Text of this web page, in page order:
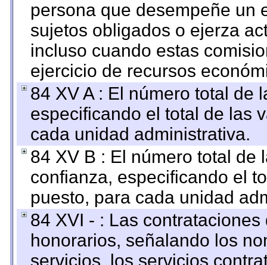
persona que desempeñe un
sujetos obligados o ejerza
incluso cuando estas
ejercicio de recursos
84 XV A : El número total de
especificando el total de las
cada unidad administrativa.
84 XV B : El número total de
confianza, especificando el
puesto, para cada unidad
84 XVI - : Las
honorarios, señalando los
servicios, los servicios